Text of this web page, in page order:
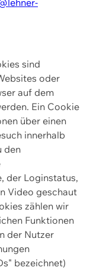
sind
oder
auf dem
Ein Cookie
über einen
innerhalb
den
der Loginstatus,
Video geschaut
zählen wir
Funktionen
der Nutzer
bezeichnet)